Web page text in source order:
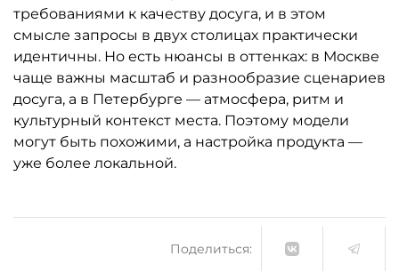
требованиями к качеству досуга, и в этом
смысле запросы в двух столицах практически
идентичны. Но есть нюансы в оттенках: в Москве
чаще важны масштаб и разнообразие сценариев
досуга, а в Петербурге — атмосфера, ритм и
культурный контекст места. Поэтому модели
могут быть похожими, а настройка продукта —
уже более локальной.
Поделиться: